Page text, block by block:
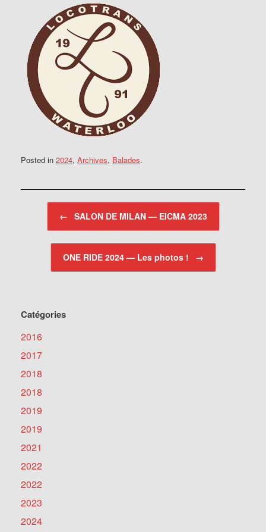
Posted in 2024, Archives, Balades.
← SALON DE MILAN — EICMA 2023
ONE RIDE 2024 — Les photos ! →
Catégories
2016
2017
2018
2018
2019
2019
2021
2022
2022
2023
2024